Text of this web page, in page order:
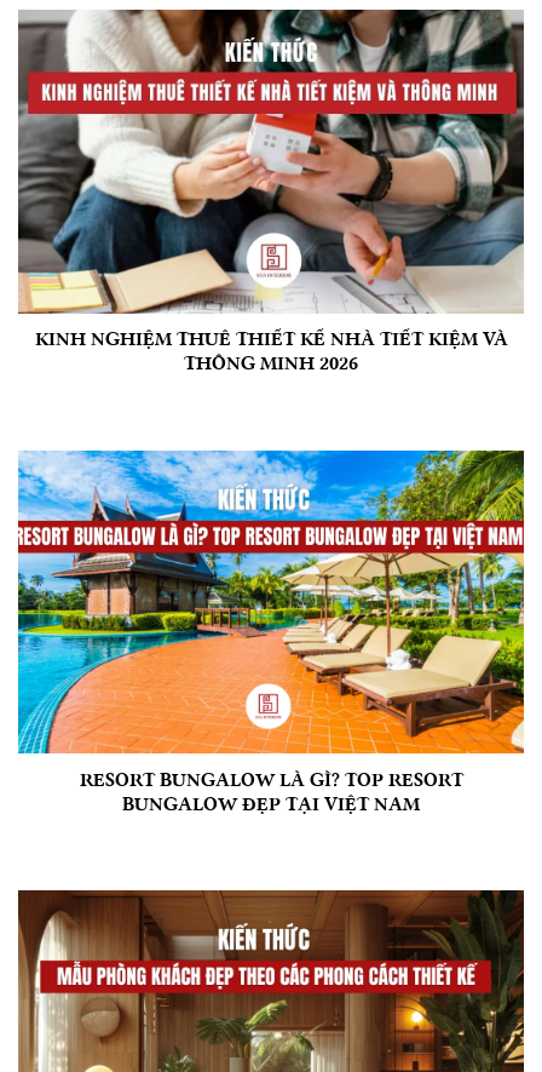
KINH NGHIỆM THUÊ THIẾT KẾ NHÀ TIẾT KIỆM VÀ
THÔNG MINH 2026
RESORT BUNGALOW LÀ GÌ? TOP RESORT
BUNGALOW ĐẸP TẠI VIỆT NAM